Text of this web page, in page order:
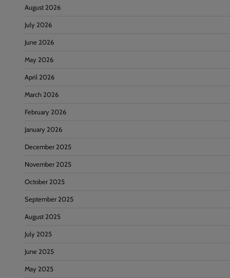
August 2026
July 2026
June 2026
May 2026
April 2026
March 2026
February 2026
January 2026
December 2025
November 2025
October 2025
September 2025
August 2025
July 2025
June 2025
May 2025